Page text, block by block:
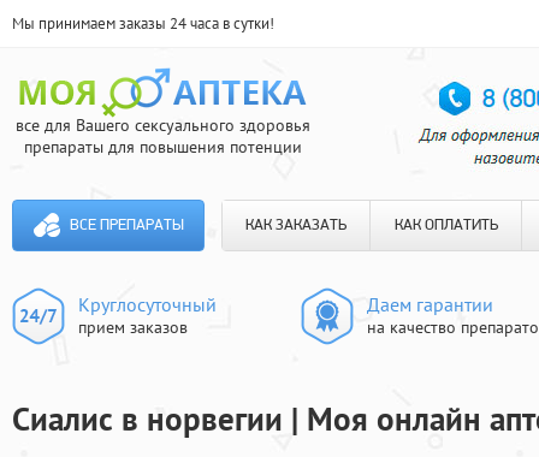
Мы принимаем заказы 24 часа в сутки!
все для Вашего сексуального здоровья
препараты для повышения потенции
ВСЕ ПРЕПАРАТЫ КАК ЗАКАЗАТЬ КАК ОПЛАТИТЬ
Круглосуточный
прием заказов
Даем гарантии
на качество
Сиалис в норвегии | Моя онлайн